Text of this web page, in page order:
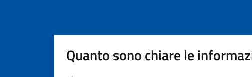
Quanto sono chiare le